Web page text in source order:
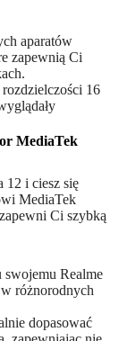
aparatów
zapewnią Ci
16
MediaTek
12 i ciesz się
MediaTek
Ci szybką
Realme
różnorodnych
dopasować